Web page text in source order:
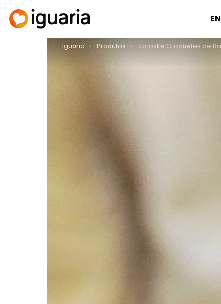
You are here:
Iguaria Produtos Korokke Croquetes de